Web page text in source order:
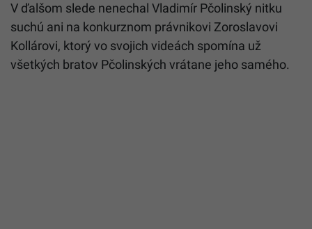
V ďalšom slede nenechal Vladimír Pčolinský nitku
suchú ani na konkurznom právnikovi Zoroslavovi
Kollárovi, ktorý vo svojich videách spomína už
všetkých bratov Pčolinských vrátane jeho samého.